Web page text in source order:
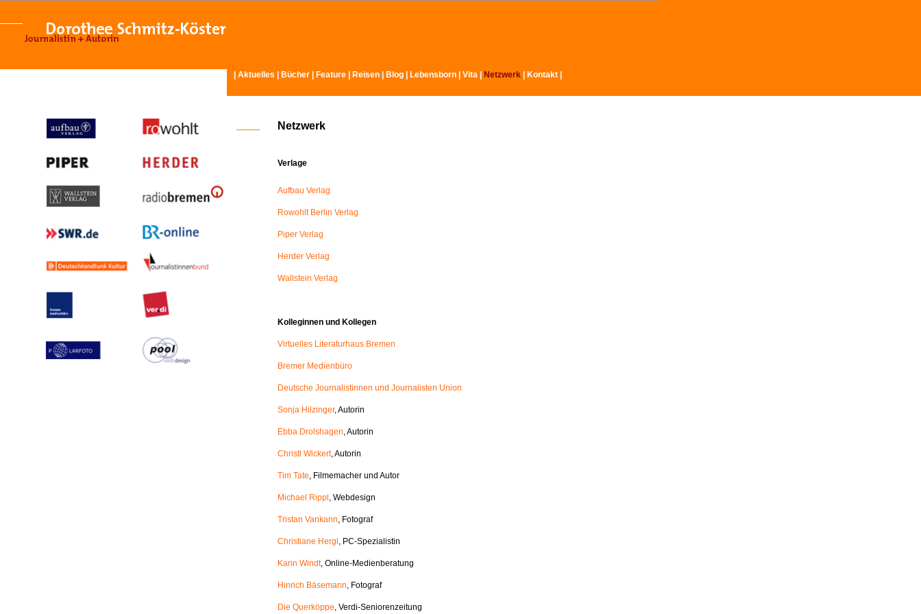
Aktuelles Bücher Feature Reisen Blog Lebensborn Vita Netzwerk Kontakt
Netzwerk
Verlage
Aufbau Verlag
Rowohlt Berlin Verlag
Piper Verlag
Herder Verlag
Wallstein Verlag
Kolleginnen und Kollegen
Virtuelles Literaturhaus Bremen
Bremer Medienbüro
Deutsche Journalistinnen und Journalisten Union
Sonja Hilzinger, Autorin
Ebba Drolshagen, Autorin
Christl Wickert, Autorin
Tim Tate, Filmemacher und Autor
Michael Rippl , Webdesign
Tristan Vankann, Fotograf
Christiane Hergl , PC-Spezialistin
Karin Windt, Online-Medienberatung
Hinrich Bäsemann, Fotograf
Die Querköppe, Verdi-Seniorenzeitung